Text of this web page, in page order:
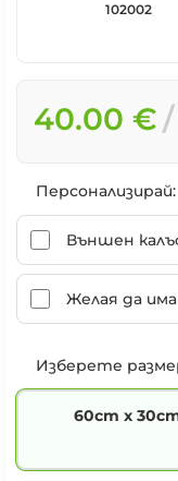
102002
40.00 €
Изберете
60cm х
Персонализирай:
Външен
Желая да